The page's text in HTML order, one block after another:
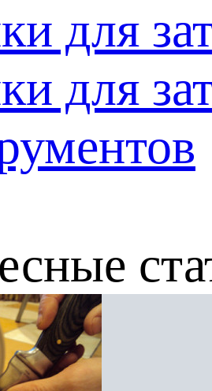
для
для